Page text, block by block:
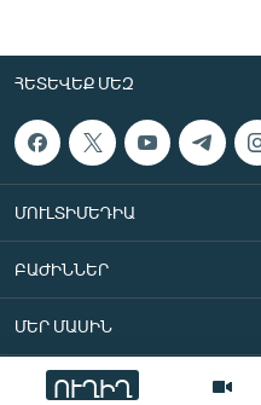
ՈՒՂԻՂ
ՀԵՏԵՎԵՔ ՄԵԶ
ՄՈՒԼՏԻՄԵԴԻԱ
ԲԱԺԻՆՆԵՐ
ՄԵՐ ՄԱՍԻՆ
«Ազատ